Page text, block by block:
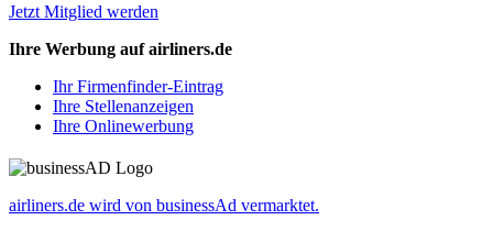
Jetzt Mitglied werden
Ihre Werbung auf airliners.de
Ihr Firmenfinder-Eintrag
Ihre Stellenanzeigen
Ihre Onlinewerbung
airliners.de wird von businessAd vermarktet.